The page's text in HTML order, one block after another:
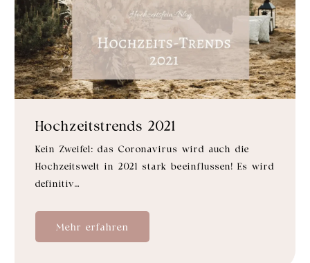
Hochzeitstrends 2021
Kein Zweifel: das Coronavirus wird auch die
Hochzeitswelt in 2021 stark beeinflussen! Es wird
definitiv…
Mehr erfahren